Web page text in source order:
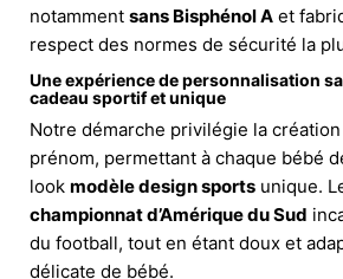
notamment sans Bisphénol A et
respect des normes de sécurité la
Une expérience de personnalisation
cadeau sportif et unique
Notre démarche privilégie la création
prénom, permettant à chaque bébé
look modèle design sports unique.
championnat d’Amérique du Sud
du football, tout en étant doux et
délicate de bébé.